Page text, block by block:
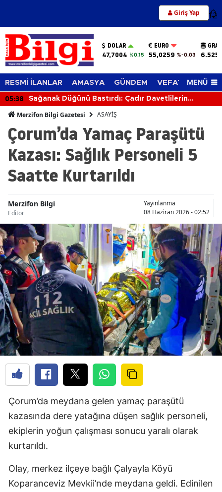
Giriş Yap 12
DOLAR
47,7004 %0.15
EURO
55,0259 %-0.03
RESMİ İLANLAR AMASYA GÜNDEM VEFAT EDENLER
MENÜ
Çadır Davetlilerin 04:10 Işıklı Kavşakta Kaza:
Merzifon Bilgi Gazetesi ASAYİŞ
Çorum’da Yamaç Paraşütü
Kazası: Sağlık Personeli 5
Saatte Kurtarıldı
Merzifon Bilgi
Editör
Yayınlanma
08 Haziran 2026 - 02:52
Çorum’da meydana gelen yamaç paraşütü
kazasında dere yatağına düşen sağlık personeli,
ekiplerin yoğun çalışması sonucu yaralı olarak
kurtarıldı.
Olay, merkez ilçeye bağlı Çalyayla Köyü
Koparanceviz Mevkii’nde meydana geldi. Edinilen